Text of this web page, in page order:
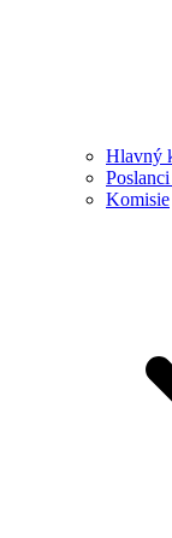
Hlavný
Komisie